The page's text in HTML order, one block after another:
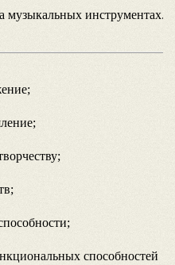
музыкальных инструментах.
способностей